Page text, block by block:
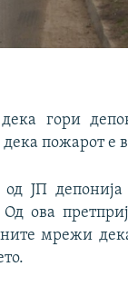
гори
пожарот е
ЈП
Од ова
мрежи